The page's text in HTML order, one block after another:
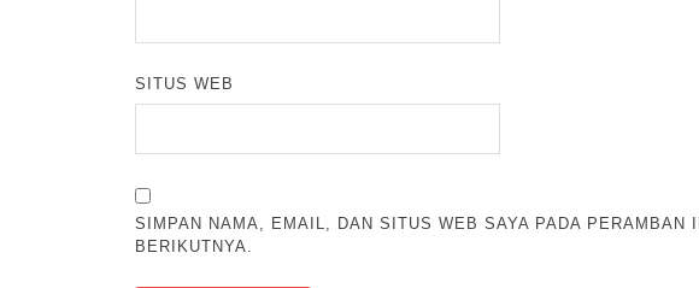
SITUS WEB
SIMPAN NAMA, EMAIL, DAN SITUS WEB SAYA PADA PERAMBAN
BERIKUTNYA.